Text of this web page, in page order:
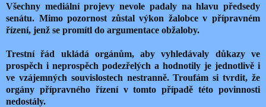
Všechny mediální projevy nevole padaly na hlavu předsedy
senátu. Mimo pozornost zůstal výkon žalobce v přípravném
řízení, jenž se promítl do argumentace obžaloby.
Trestní řád ukládá orgánům, aby vyhledávaly důkazy ve
prospěch i neprospěch podezřelých a hodnotily je jednotlivě i
ve vzájemných souvislostech nestranně. Troufám si tvrdit, že
orgány přípravného řízení v tomto případě této povinnosti
nedostály.